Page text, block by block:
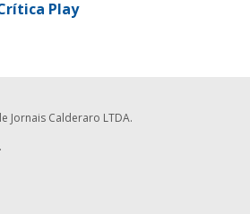
Play
Jornais Calderaro LTDA.